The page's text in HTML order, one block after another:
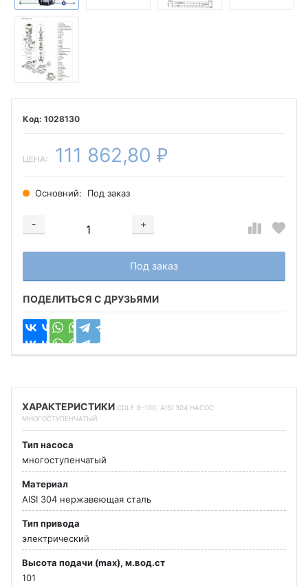
1028130
ЦЕНА: 111 862,80 ₽
Основний: Под заказ
-
+
Добавляется...
Под заказ
Добавлен
ПОДЕЛИТЬСЯ С ДРУЗЬЯМИ
ХАРАКТЕРИСТИКИ CDLF 8-100, AISI 304 НАСОС
МНОГОСТУПЕНЧАТЫЙ
Тип насоса
многоступенчатый
Материал
AISI 304 нержавеющая сталь
Тип привода
электрический
Высота подачи (max), м.вод.ст
101